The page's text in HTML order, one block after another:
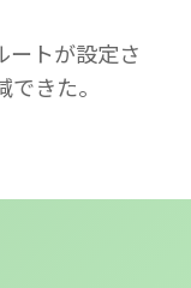
ートが設定さ
きた。